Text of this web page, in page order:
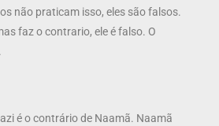
não praticam isso, eles são falsos.
faz o contrario, ele é falso. O
é o contrário de Naamã. Naamã